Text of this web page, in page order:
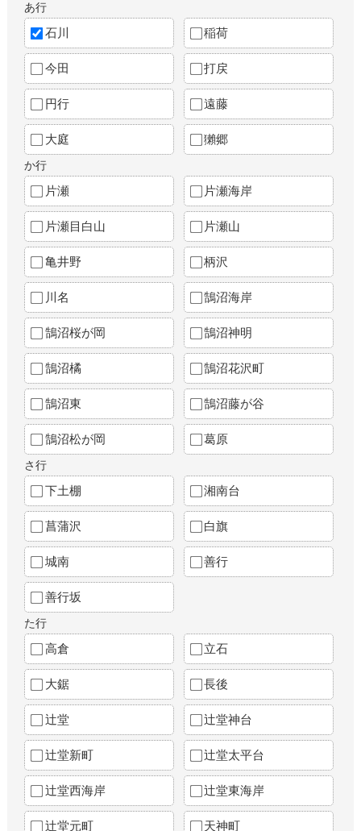
あ行
石川 稲荷
今田 打戻
円行 遠藤
大庭 獺郷
か行
片瀬 片瀬海岸
片瀬目白山 片瀬山
亀井野 柄沢
川名 鵠沼海岸
鵠沼桜が岡 鵠沼神明
鵠沼橘 鵠沼花沢町
鵠沼東 鵠沼藤が谷
鵠沼松が岡 葛原
さ行
下土棚 湘南台
菖蒲沢 白旗
城南 善行
善行坂
た行
高倉 立石
大鋸 長後
辻堂 辻堂神台
辻堂新町 辻堂太平台
辻堂西海岸 辻堂東海岸
辻堂元町 天神町